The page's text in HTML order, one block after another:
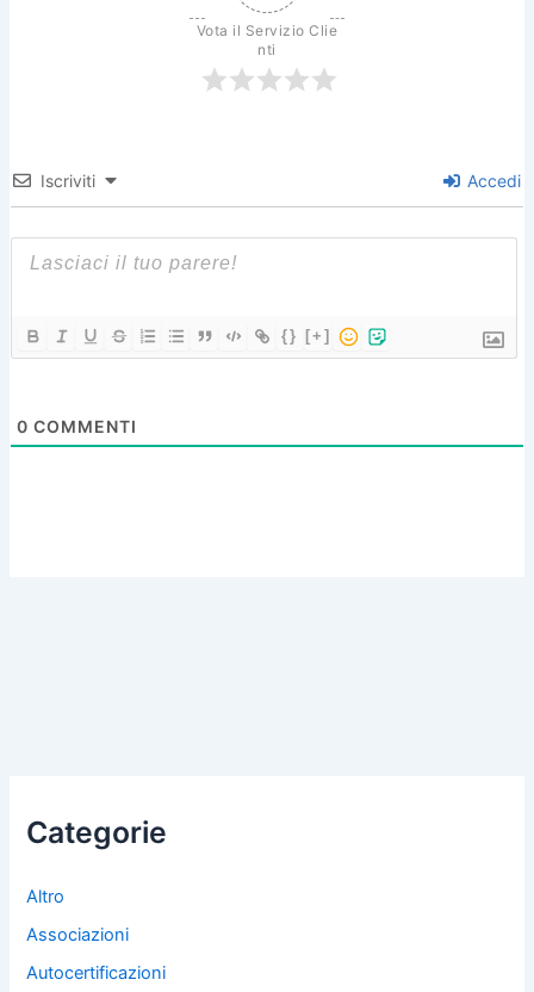
Vota il Servizio Clie
nti
Iscriviti Accedi
{} [+]
0 COMMENTI
Categorie
Altro
Associazioni
Autocertificazioni